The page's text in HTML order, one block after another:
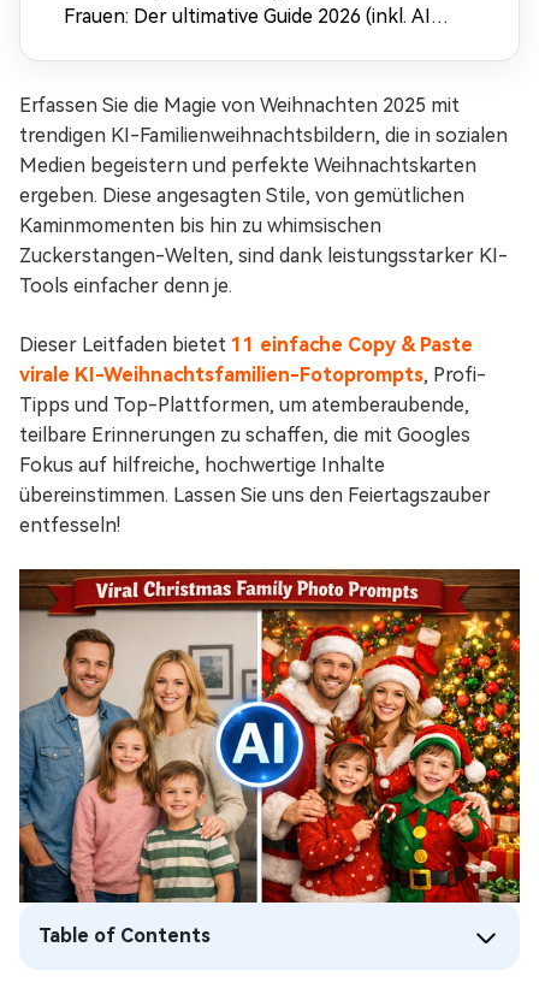
Frauen: Der ultimative Guide 2026 (inkl. AI-
Erfassen Sie die Magie von Weihnachten 2025 mit
trendigen KI-Familienweihnachtsbildern, die in sozialen
Medien begeistern und perfekte Weihnachtskarten
ergeben. Diese angesagten Stile, von gemütlichen
Kaminmomenten bis hin zu whimsischen
Zuckerstangen-Welten, sind dank leistungsstarker KI-
Tools einfacher denn je.
Dieser Leitfaden bietet 11 einfache Copy & Paste
virale KI-Weihnachtsfamilien-Fotoprompts, Profi-
Tipps und Top-Plattformen, um atemberaubende,
teilbare Erinnerungen zu schaffen, die mit Googles
Fokus auf hilfreiche, hochwertige Inhalte
übereinstimmen. Lassen Sie uns den Feiertagszauber
entfesseln!
Table of Contents